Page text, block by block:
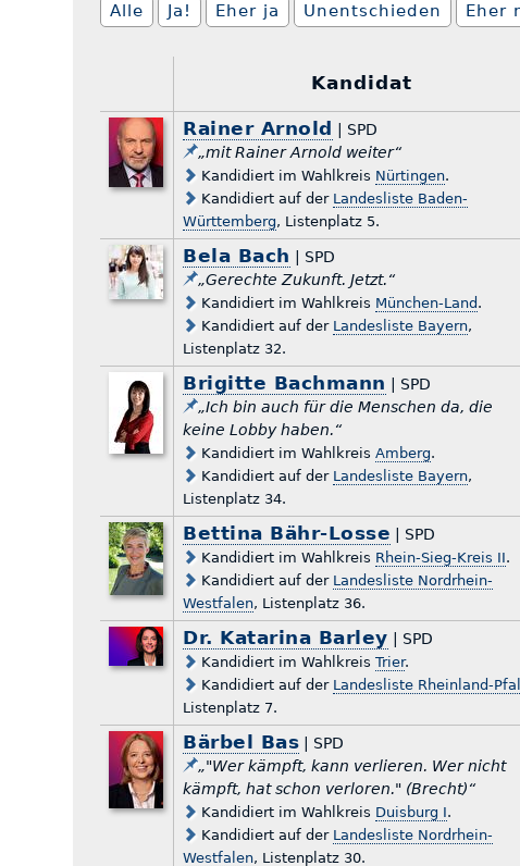
Alle
Ja! Eher ja Unentschieden Eher
Kandidat
Rainer Arnold
| SPD
„mit Rainer Arnold weiter“
Kandidiert im Wahlkreis Nürtingen.
Kandidiert auf der Landesliste Baden-
Württemberg, Listenplatz 5.
Bela Bach
| SPD
„Gerechte Zukunft. Jetzt.“
Kandidiert im Wahlkreis München-Land .
Kandidiert auf der Landesliste Bayern,
Listenplatz 32.
Brigitte Bachmann
| SPD
„Ich bin auch für die Menschen da, die
keine Lobby haben.“
Kandidiert im WahlkreisAmberg.
Kandidiert auf der Landesliste Bayern,
Listenplatz 34.
Bettina Bähr-Losse | SPD
Kandidiert im Wahlkreis Rhein-Sieg-Kreis II.
Kandidiert auf der Landesliste Nordrhein-
Westfalen, Listenplatz 36.
Dr. Katarina Barley | SPD
Kandidiert im WahlkreisTrier.
Kandidiert auf der Landesliste Rheinland-
Listenplatz 7.
Bärbel Bas | SPD
„"Wer kämpft, kann verlieren. Wer nicht
kämpft, hat schon verloren." (Brecht)“
Kandidiert im Wahlkreis Duisburg I.
Kandidiert auf der Landesliste Nordrhein-
Westfalen, Listenplatz 30.